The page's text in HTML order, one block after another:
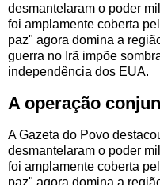
desmantelaram o poder
foi amplamente coberta
paz" agora domina a
guerra no Irã impõe
independência dos EUA.
A operação
A Gazeta do Povo
desmantelaram o poder
foi amplamente coberta
paz" agora domina a